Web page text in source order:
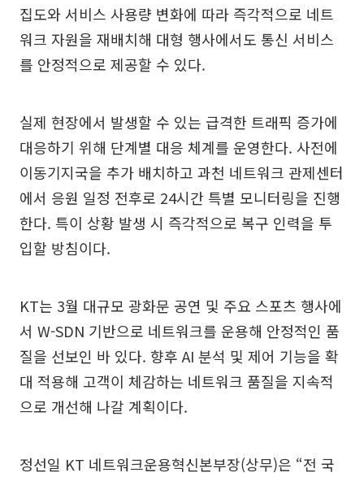
집도와 서비스 사용량 변화에 따라 즉각적으로 네트
워크 자원을 재배치해 대형 행사에서도 통신 서비스
를 안정적으로 제공할 수 있다.
실제 현장에서 발생할 수 있는 급격한 트래픽 증가에
대응하기 위해 단계별 대응 체계를 운영한다. 사전에
이동기지국을 추가 배치하고 과천 네트워크 관제센터
에서 응원 일정 전후로 24시간 특별 모니터링을 진행
한다. 특이 상황 발생 시 즉각적으로 복구 인력을 투
입할 방침이다.
KT는 3월 대규모 광화문 공연 및 주요 스포츠 행사에
서 W-SDN 기반으로 네트워크를 운용해 안정적인 품
질을 선보인 바 있다. 향후 AI 분석 및 제어 기능을 확
대 적용해 고객이 체감하는 네트워크 품질을 지속적
으로 개선해 나갈 계획이다.
정선일 KT 네트워크운용혁신본부장(상무)은 “전 국